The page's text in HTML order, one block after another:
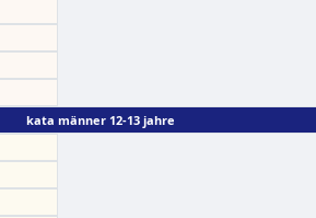
kata männer 12-13 jahre